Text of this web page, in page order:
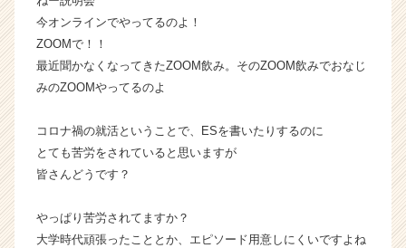
カ
ト
が
く
就
活
ト
チ
今オンラインでやってるのよ！
ZOOMで！！
最近聞かなくなってきたZOOM飲み。そのZOOM飲みでおなじ
みのZOOMやってるのよ
コロナ禍の就活ということで、ESを書いたりするのに
とても苦労をされていると思いますが
皆さんどうです？
やっぱり苦労されてますか？
大学時代頑張ったこととか、エピソード用意しにくいですよね